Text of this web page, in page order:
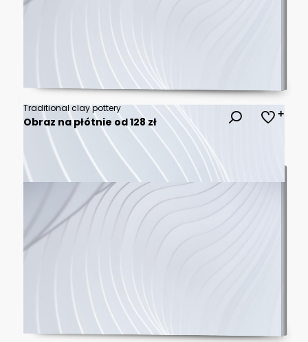
Traditional clay pottery
Obraz na płótnie od 128 zł